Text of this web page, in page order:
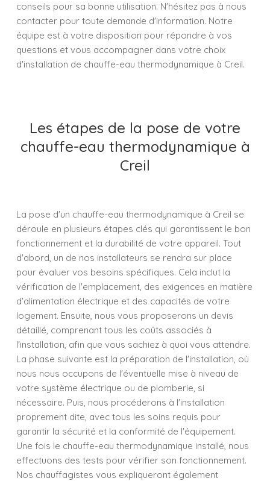
conseils pour sa bonne utilisation. N'hésitez pas à nous
contacter pour toute demande d'information. Notre
équipe est à votre disposition pour répondre à vos
questions et vous accompagner dans votre choix
d'installation de chauffe-eau thermodynamique à Creil.
Les étapes de la pose de votre
chauffe-eau thermodynamique à
Creil
La pose d'un chauffe-eau thermodynamique à Creil se
déroule en plusieurs étapes clés qui garantissent le bon
fonctionnement et la durabilité de votre appareil. Tout
d'abord, un de nos installateurs se rendra sur place
pour évaluer vos besoins spécifiques. Cela inclut la
vérification de l'emplacement, des exigences en matière
d'alimentation électrique et des capacités de votre
logement. Ensuite, nous vous proposerons un devis
détaillé, comprenant tous les coûts associés à
l'installation, afin que vous sachiez à quoi vous attendre.
La phase suivante est la préparation de l'installation, où
nous nous occupons de l'éventuelle mise à niveau de
votre système électrique ou de plomberie, si
nécessaire. Puis, nous procéderons à l'installation
proprement dite, avec tous les soins requis pour
garantir la sécurité et la conformité de l'équipement.
Une fois le chauffe-eau thermodynamique installé, nous
effectuons des tests pour vérifier son fonctionnement.
Nos chauffagistes vous expliqueront également